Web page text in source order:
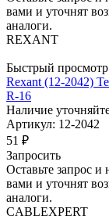
вами и уточнят
аналоги.
REXANT
Быстрый просмотр
Rexant (12-2042)
R-16
Наличие
Артикул: 12-2042
51 ₽
Запросить
Оставьте запрос
вами и уточнят
аналоги.
CABLEXPERT